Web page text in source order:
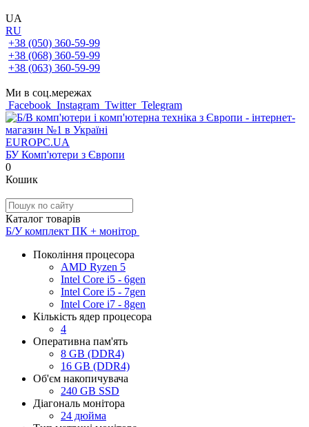
UA
RU
+38 (050) 360-59-99
+38 (068) 360-59-99
+38 (063) 360-59-99
Ми в соц.мережах
Facebook Instagram Twitter Telegram
EUROPC.UA
БУ Комп'ютери з Європи
0
Кошик
Каталог товарів
Б/У комплект ПК + монітор
Покоління процесора
AMD Ryzen 5
Intel Core i5 - 6gen
Intel Core i5 - 7gen
Intel Core i7 - 8gen
Кількість ядер процесора
4
Оперативна пам'ять
8 GB (DDR4)
16 GB (DDR4)
Об'єм накопичувача
240 GB SSD
Діагональ монітора
24 дюйма